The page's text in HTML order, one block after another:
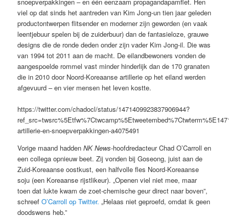
viel op dat sinds het aantreden van Kim Jong-un tien jaar geleden
productontwerpen flitsender en moderner zijn geworden (en vaak
leentjebuur spelen bij de zuiderbuur) dan de fantasieloze, grauwe
designs die de ronde deden onder zijn vader Kim Jong-il. Die was
van 1994 tot 2011 aan de macht. De eilandbewoners vonden de
aangespoelde rommel vast minder hinderlijk dan de 170 granaten
die in 2010 door Noord-Koreaanse artillerie op het eiland werden
afgevuurd – en vier mensen het leven kostte.
https://twitter.com/chadocl/status/1471409923837906944?
artillerie-en-snoepverpakkingen-a4075491
Vorige maand haddenNK News-hoofdredacteur Chad O’Carroll en
een collega opnieuw beet. Zij vonden bij Goseong, juist aan de
Zuid-Koreaanse oostkust, een halfvolle fles Noord-Koreaanse
soju (een Koreaanse rijstlikeur). „Openen viel niet mee, maar
toen dat lukte kwam de zoet-chemische geur direct naar boven”,
schreefO’Carroll op Twitter. „Helaas niet geproefd, omdat ik geen
doodswens heb.”